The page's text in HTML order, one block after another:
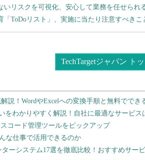
いリスクを可視化、安心して業務を任せられ
「ToDoリスト」、実施に当たり注意すべきこ
TechTargetジャパン ト
説！WordやExcelへの変換手順と無料ででき
をわかりやすく解説！自社に最適なサービス
コード管理ツールをピックアップ
な仕事で活用できるのか
ターシステム17選を徹底比較！おすすめサー